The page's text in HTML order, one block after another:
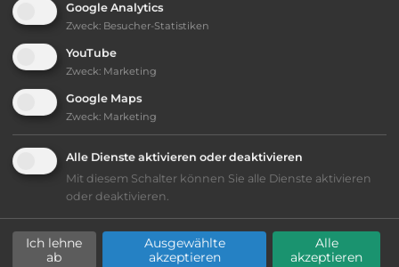
Ausstattung:
bis 45,- Euro
Klassifizierung: ausreichend
Lage: ansprechend
Platzeinrichtung: befriedigend
Geräuschkulisse: überwiegend ruhig
Google Analytics
Zweck: Besucher-Statistiken
YouTube
Zweck: Marketing
Google Maps
Zweck: Marketing
Alle Dienste aktivieren oder deaktivieren
Mit diesem Schalter können Sie alle Dienste aktivieren
oder deaktivieren.
Ich lehne
ab
Ausgewählte
akzeptieren
Alle
akzeptieren